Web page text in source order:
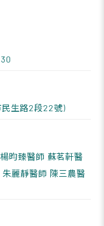
生路2段22號)
昀臻醫師 蘇茗軒醫
麗靜醫師 陳三農醫